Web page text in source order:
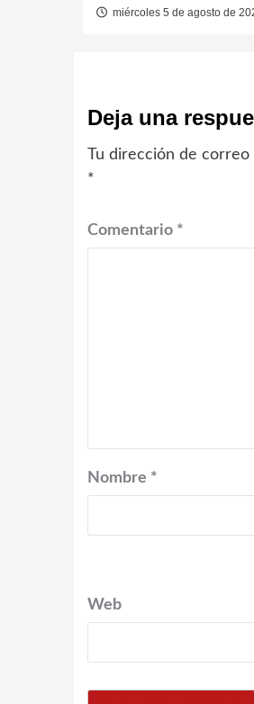
miércoles 5 de agosto de
Deja una
Tu dirección de
*
Comentario *
Nombre *
Web